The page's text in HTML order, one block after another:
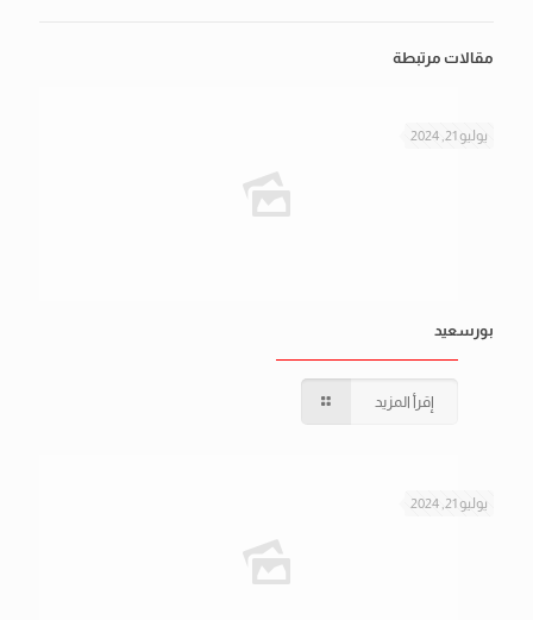
مقالات مرتبطة
يوليو 21, 2024
بورسعيد
إقرأ المزيد
يوليو 21, 2024